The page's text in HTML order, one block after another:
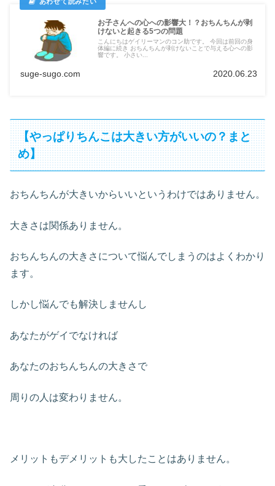
お子さんへの心への影響大！？おちんちんが剥
けないと起きる5つの問題
こんにちはゲイリーマンのコン助です。 今回は前回の身
体編に続き おちんちんが剥けないことで与える心への影
響です。 小さい...
suge-sugo.com 2020.06.23
【やっぱりちんこは大きい方がいいの？まと
め】
おちんちんが大きいからいいというわけではありません。
大きさは関係ありません。
おちんちんの大きさについて悩んでしまうのはよくわかり
ます。
しかし悩んでも解決しませんし
あなたがゲイでなければ
あなたのおちんちんの大きさで
周りの人は変わりません。
メリットもデメリットも大したことはありません。